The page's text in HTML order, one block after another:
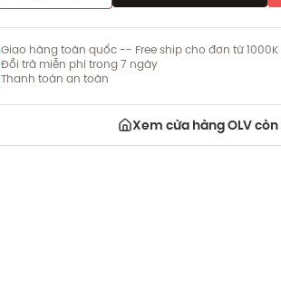
Giao hàng toàn quốc -- Free ship cho đơn từ 1000K
Đổi trả miễn phí trong 7 ngày
Thanh toán an toàn
Xem cửa hàng OLV